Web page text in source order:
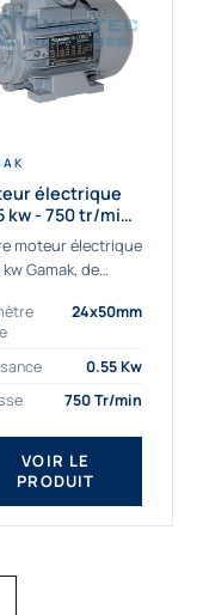
électrique
kw - 750 tr/min -
- IE2
moteur électrique
kw Gamak, de
à toutes les
Nous
depuis
24x50mm
0.55 Kw
750 Tr/min
VOIR LE
PRODUIT